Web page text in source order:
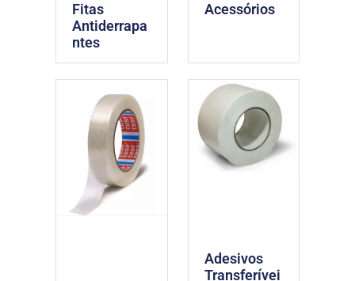
Fitas
Antiderrapa
ntes
Acessórios
Adesivos
Transferívei